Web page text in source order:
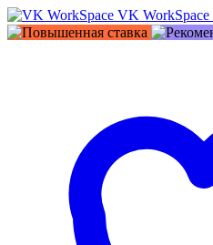
VK WorkSpace